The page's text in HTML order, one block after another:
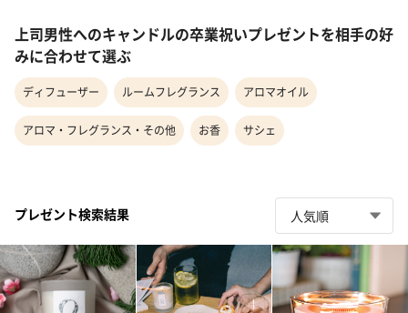
上司男性へのキャンドルの卒業祝いプレゼントを相手の好
みに合わせて選ぶ
ディフューザー ルームフレグランス アロマオイル
アロマ・フレグランス・その他 お香 サシェ
プレゼント検索結果